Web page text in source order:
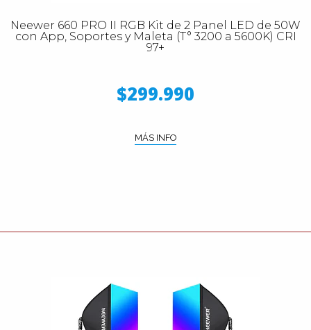
Neewer 660 PRO II RGB Kit de 2 Panel LED de 50W
con App, Soportes y Maleta (T° 3200 a 5600K) CRI
97+
$299.990
MÁS INFO